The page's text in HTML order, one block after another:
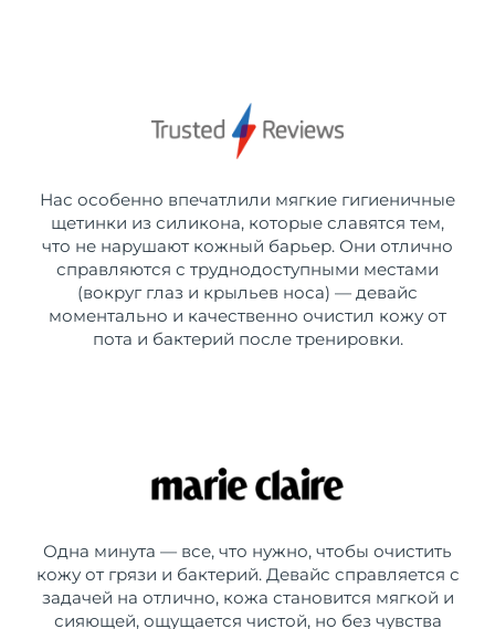
Нас особенно впечатлили мягкие гигиеничные
щетинки из силикона, которые славятся тем,
что не нарушают кожный барьер. Они отлично
справляются с труднодоступными местами
(вокруг глаз и крыльев носа) — девайс
моментально и качественно очистил кожу от
пота и бактерий после тренировки.
Одна минута — все, что нужно, чтобы очистить
кожу от грязи и бактерий. Девайс справляется с
задачей на отлично, кожа становится мягкой и
сияющей, ощущается чистой, но без чувства